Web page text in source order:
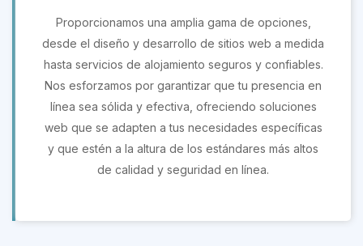
Proporcionamos una amplia gama de opciones,
desde el diseño y desarrollo de sitios web a medida
hasta servicios de alojamiento seguros y confiables.
Nos esforzamos por garantizar que tu presencia en
línea sea sólida y efectiva, ofreciendo soluciones
web que se adapten a tus necesidades específicas
y que estén a la altura de los estándares más altos
de calidad y seguridad en línea.